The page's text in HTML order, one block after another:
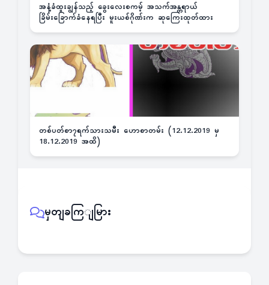
အနံ့ခံထူးချွန်သည့် ခွေးလေးစကမ့် အသက်အန္တရာယ်
ခြိမ်းခြောက်ခံနေရပြီး မူးယစ်ဂိုဏ်းက ဆုကြေးထုတ်ထား
တစ်ပတ်စာ၇ရက်သားသမီး ဟောစာတမ်း (12.12.2019 မှ
18.12.2019 အထိ)
မှတျခကြျမြား